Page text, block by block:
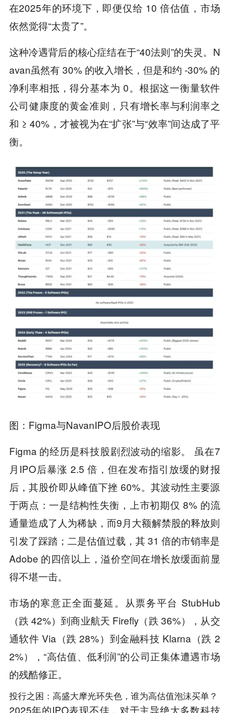
在2025年的环境下，即便仅给 10 倍估值，市场
依然觉得“太贵了”。
这种冷遇背后的核心症结在于“40法则”的失灵。N
avan虽然有 30% 的收入增长，但是和约 -30% 的
净利率相抵，得分基本为 0。根据这一衡量软件
公司健康度的黄金准则，只有增长率与利润率之
和 ≥ 40%，才被视为在“扩张”与“效率”间达成了平
衡。
图：Figma与NavanIPO后股价表现
Figma 的经历是科技股剧烈波动的缩影。 虽在7
月IPO后暴涨 2.5 倍，但在发布指引放缓的财报
后，其股价即从峰值下挫 60%。其波动性主要源
于两点：一是结构性失衡，上市初期仅 8% 的流
通量造成了人为稀缺，而9月大额解禁股的释放则
引发了踩踏；二是估值过载，其 31 倍的市销率是
Adobe 的四倍以上，溢价空间在增长放缓面前显
得不堪一击。
市场的寒意正全面蔓延。从票务平台 StubHub
（跌 42%）到商业航天 Firefly（跌 36%），从交
通软件 Via（跌 28%）到金融科技 Klarna（跌 2
2%），“高估值、低利润”的公司正集体遭遇市场
的残酷修正。
投行之困：高盛大摩光环失色，谁为高估值泡沫买单？
2025年的IPO表现不佳，对于主导绝大多数科技